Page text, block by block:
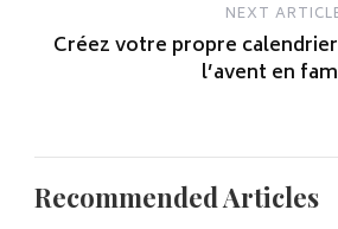
NEXT
Créez votre propre
l’avent en
Recommended Articles